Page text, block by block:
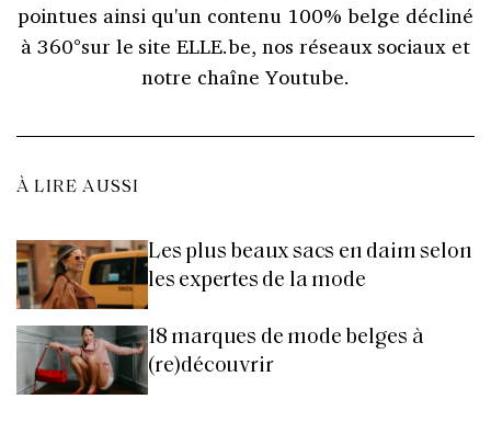
pointues ainsi qu'un contenu 100% belge décliné
à 360°sur le site ELLE.be, nos réseaux sociaux et
notre chaîne Youtube.
À LIRE AUSSI
Les plus beaux sacs en daim selon
les expertes de la mode
18 marques de mode belges à
(re)découvrir